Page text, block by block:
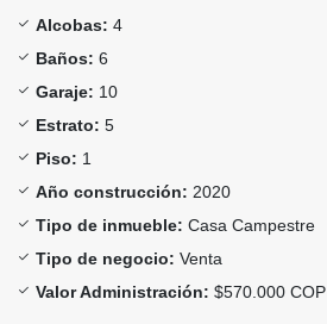
Alcobas: 4
Baños: 6
Garaje: 10
Estrato: 5
Piso: 1
Año construcción: 2020
Tipo de inmueble: Casa Campestre
Tipo de negocio: Venta
Valor Administración: $570.000 COP